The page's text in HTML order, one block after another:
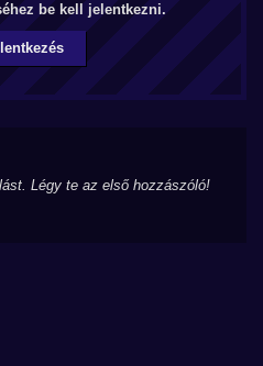
be kell jelentkezni.
Légy te az első hozzászóló!